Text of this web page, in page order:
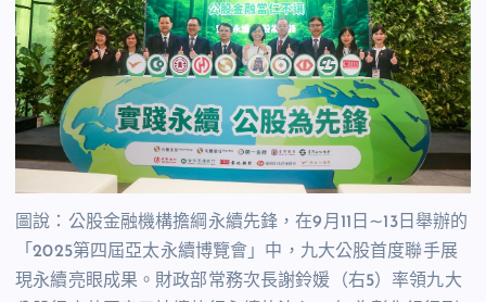
圖說：公股金融機構擔綱永續先鋒，在9月 11 日∼13日舉辦的
「2025第四屆亞太永續博覽會」中，九大公股首度聯手展
現永續亮眼成果。財政部常務次長謝鈴媛（右5）率領九大